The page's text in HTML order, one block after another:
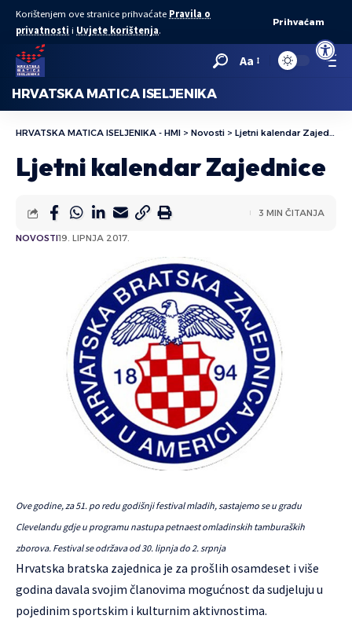
Open
Korištenjem ove stranice prihvaćate Pravila o
privatnosti i Uvjete korištenja.
Prihvaćam
Aa
HRVATSKA MATICA ISELJENIKA
HRVATSKA MATICA ISELJENIKA - HMI > Novosti > Ljetni kalendar Zajednice
Ljetni kalendar Zajednice
NOVOSTI19. LIPNJA 2017.
3 MIN ČITANJA
Ove godine, za 51. po redu godišnji festival mladih, sastajemo se u gradu
Clevelandu gdje u programu nastupa petnaest omladinskih tamburaških
zborova. Festival se održava od 30. lipnja do 2. srpnja
Hrvatska bratska zajednica je za prošlih osamdeset i više
godina davala svojim članovima mogućnost da sudjeluju u
pojedinim sportskim i kulturnim aktivnostima.